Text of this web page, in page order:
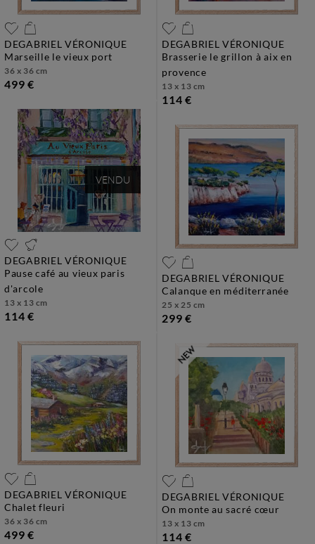
DEGABRIEL VÉRONIQUE
marseille le vieux port
36 x 36 cm
499 €
DEGABRIEL VÉRONIQUE
brasserie le grillon à aix en
provence
13 x 13 cm
114 €
VENDU
DEGABRIEL VÉRONIQUE
pause café au vieux paris
d'arcole
13 x 13 cm
114 €
DEGABRIEL VÉRONIQUE
calanque en méditerranée
25 x 25 cm
299 €
DEGABRIEL VÉRONIQUE
chalet fleuri
36 x 36 cm
499 €
DEGABRIEL VÉRONIQUE
on monte au sacré cœur
13 x 13 cm
114 €